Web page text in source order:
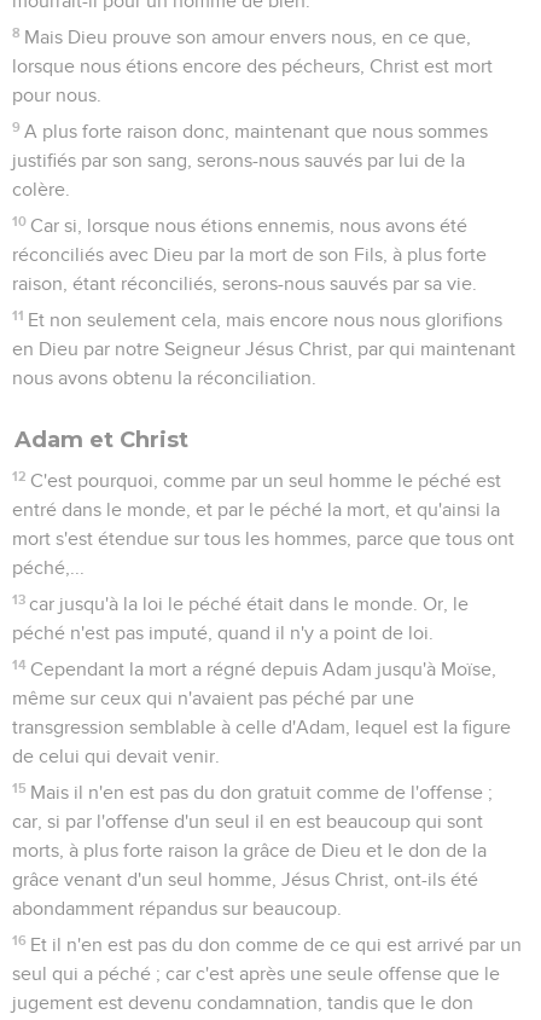
8 Mais Dieu prouve son amour envers nous, en ce que,
lorsque nous étions encore des pécheurs, Christ est mort
pour nous.
9 A plus forte raison donc, maintenant que nous sommes
justifiés par son sang, serons-nous sauvés par lui de la
colère.
10 Car si, lorsque nous étions ennemis, nous avons été
réconciliés avec Dieu par la mort de son Fils, à plus forte
raison, étant réconciliés, serons-nous sauvés par sa vie.
11 Et non seulement cela, mais encore nous nous glorifions
en Dieu par notre Seigneur Jésus Christ, par qui maintenant
nous avons obtenu la réconciliation.
Adam et Christ
12 C'est pourquoi, comme par un seul homme le péché est
entré dans le monde, et par le péché la mort, et qu'ainsi la
mort s'est étendue sur tous les hommes, parce que tous ont
péché,...
13 car jusqu'à la loi le péché était dans le monde. Or, le
péché n'est pas imputé, quand il n'y a point de loi.
14 Cependant la mort a régné depuis Adam jusqu'à Moïse,
même sur ceux qui n'avaient pas péché par une
transgression semblable à celle d'Adam, lequel est la figure
de celui qui devait venir.
15 Mais il n'en est pas du don gratuit comme de l'offense ;
car, si par l'offense d'un seul il en est beaucoup qui sont
morts, à plus forte raison la grâce de Dieu et le don de la
grâce venant d'un seul homme, Jésus Christ, ont-ils été
abondamment répandus sur beaucoup.
16 Et il n'en est pas du don comme de ce qui est arrivé par un
seul qui a péché ; car c'est après une seule offense que le
jugement est devenu condamnation, tandis que le don